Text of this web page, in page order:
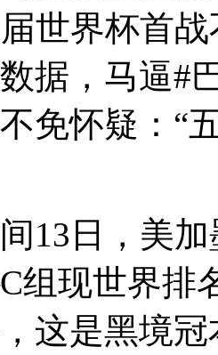
世界杯首
据，马逼#
免怀疑：“
日，美加
现世界排
这是黑境